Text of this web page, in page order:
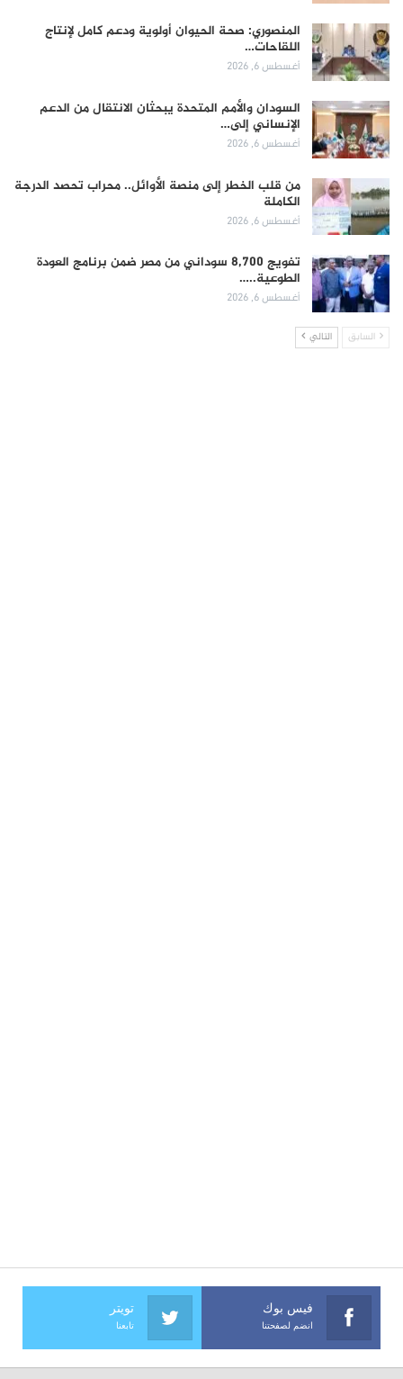
المنصوري: صحة الحيوان أولوية ودعم كامل لإنتاج
اللقاحات…
أغسطس 6, 2026
السودان والأمم المتحدة يبحثان الانتقال من الدعم
الإنساني إلى…
أغسطس 6, 2026
من قلب الخطر إلى منصة الأوائل.. محراب تحصد الدرجة
الكاملة
أغسطس 6, 2026
تفويج 8,700 سوداني من مصر ضمن برنامج العودة
الطوعية..…
أغسطس 6, 2026
السابق التالي
فيس بوك
انضم لصفحتنا
تويتر
تابعنا